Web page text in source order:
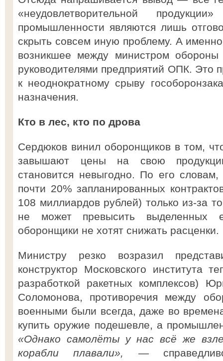
«неудовлетворительной
промышленности являются лишь
скрыть совсем иную проблему. А
возникшее между министром
руководителями предприятий ОПК. Это
к неоднократному срыву
назначения.
Кто в лес, кто по дрова
Сердюков винил оборонщиков в том,
завышают цены на свою
становится невыгодно. По его
почти 20% запланированных
108 миллиардов рублей) только из-за
не может превысить
оборонщики не хотят снижать расценки.
Министру резко возразил
конструктор Московского института
разработкой ракетных комплексов)
Соломонова, противоречия между
военными были всегда, даже во
купить оружие подешевле, а
«Однако самолёты у нас всё же
корабли плавали»,
—